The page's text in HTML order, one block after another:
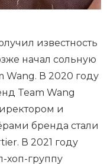
известность
начал сольную
Wang. В 2020 году
Team Wang
и
бренда стали
В 2021 году
хоп-группу